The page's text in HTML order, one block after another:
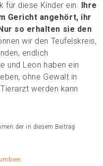
für diese Kinder ein. Ihre
Gericht angehört, ihr
so erhalten sie den
wir den Teufelskreis,
endlich
und Leon haben ein
ohne Gewalt in
werden kann
der in diesem Beitrag